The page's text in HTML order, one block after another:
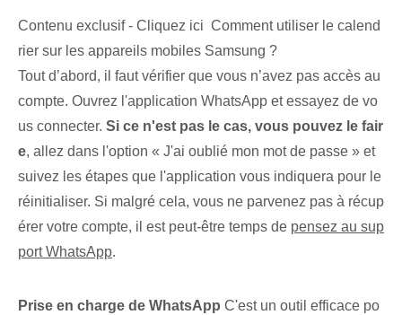
Contenu exclusif - Cliquez ici Comment utiliser le calend
rier sur les appareils mobiles Samsung ?
Tout d’abord, il faut vérifier que vous n’avez pas accès au
compte. Ouvrez l'application WhatsApp et essayez de vo
us connecter. Si ce n'est pas le cas, vous pouvez le fair
e,⁤ allez dans l'option « J'ai oublié mon mot de passe » et
suivez les étapes que l'application vous indiquera pour le
réinitialiser.‍ Si malgré cela, vous ne parvenez pas ⁢à récup
érer votre compte, il est peut-être temps de pensez au sup
port WhatsApp.
Prise en charge de WhatsApp C'est un outil efficace po